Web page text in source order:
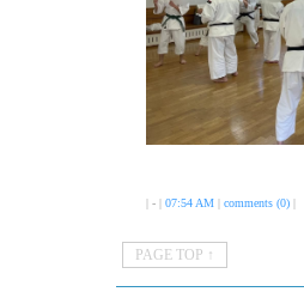
| - | 07:54 AM| comments (0)|
PAGE TOP ↑